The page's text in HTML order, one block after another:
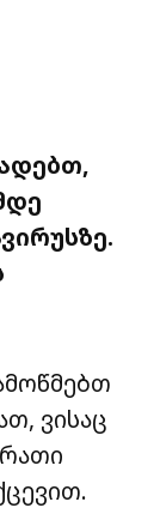
ვისაც